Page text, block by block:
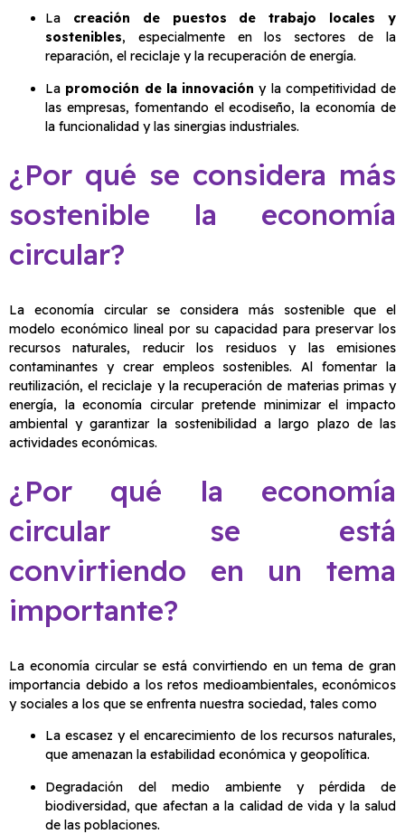
La creación de puestos de trabajo locales y
sostenibles, especialmente en los sectores de la
reparación, el reciclaje y la recuperación de energía.
La promoción de la innovación y la competitividad de
las empresas, fomentando el ecodiseño, la economía de
la funcionalidad y las sinergias industriales.
¿Por qué se considera más
sostenible la economía
circular?
La economía circular se considera más sostenible que el
modelo económico lineal por su capacidad para preservar los
recursos naturales, reducir los residuos y las emisiones
contaminantes y crear empleos sostenibles. Al fomentar la
reutilización, el reciclaje y la recuperación de materias primas y
energía, la economía circular pretende minimizar el impacto
ambiental y garantizar la sostenibilidad a largo plazo de las
actividades económicas.
¿Por qué la economía
circular se está
convirtiendo en un tema
importante?
La economía circular se está convirtiendo en un tema de gran
importancia debido a los retos medioambientales, económicos
y sociales a los que se enfrenta nuestra sociedad, tales como
La escasez y el encarecimiento de los recursos naturales,
que amenazan la estabilidad económica y geopolítica.
Degradación del medio ambiente y pérdida de
biodiversidad, que afectan a la calidad de vida y la salud
de las poblaciones.